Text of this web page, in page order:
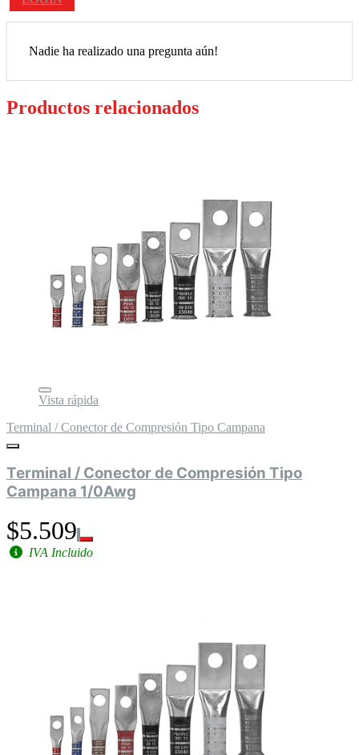
Nadie ha realizado una pregunta aún!
Productos relacionados
Vista rápida
Terminal / Conector de Compresión Tipo Campana
Terminal / Conector de Compresión Tipo
Campana 1/0Awg
$5.509
IVA Incluido